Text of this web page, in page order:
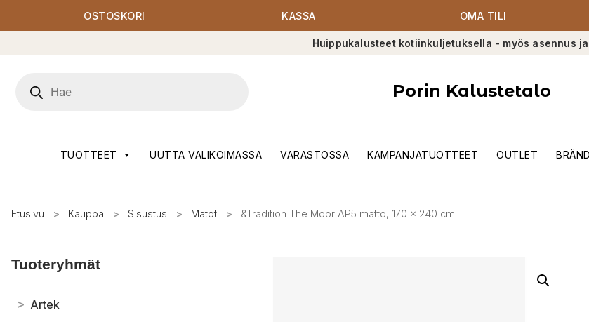
OSTOSKORI KASSA OMA TILI
Huippukalusteet kotiinkuljetuksella - myös asennus
search
Porin Kalustetalo
TUOTTEET UUTTA VALIKOIMASSA VARASTOSSA KAMPANJATUOTTEET OUTLET
Etusivu > Kauppa > Sisustus > Matot > &Tradition The Moor AP5 matto, 170 x 240 cm
Tuoteryhmät
> Artek